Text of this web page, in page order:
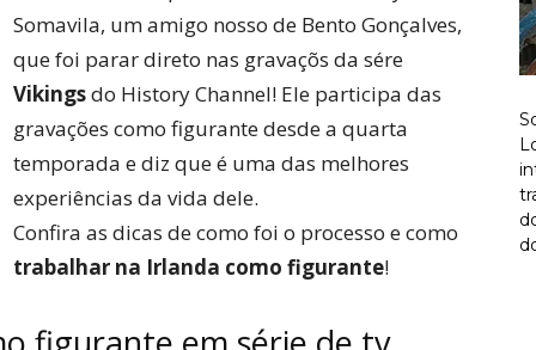
Somavila, um amigo nosso de Bento Gonçalves,
que foi parar direto nas gravaçõs da sére
Vikingsdo History Channel! Ele participa das
gravações como figurante desde a quarta
temporada e diz que é uma das melhores
experiências da vida dele.
Confira as dicas de como foi o processo e como
trabalhar na Irlanda como figurante!